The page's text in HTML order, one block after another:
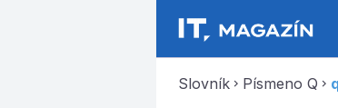
Slovník chevron_right Písmeno Q chevron_right